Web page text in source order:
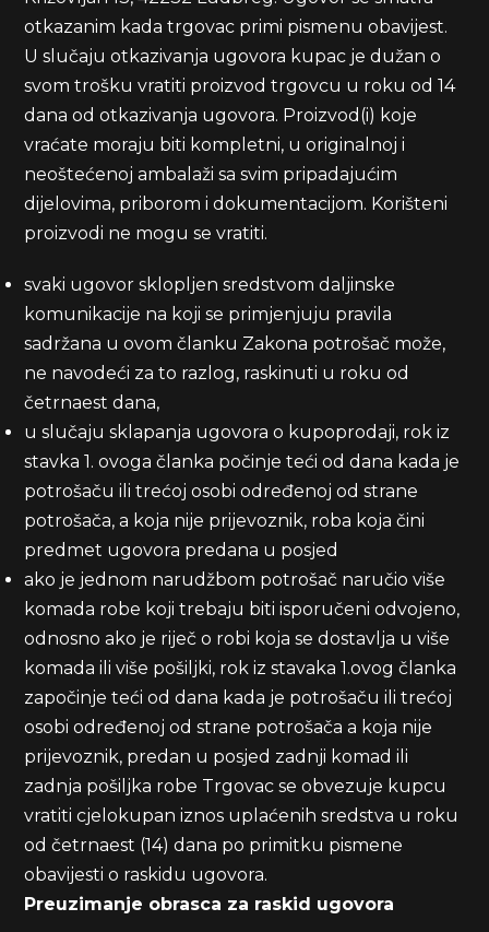
otkazanim kada trgovac primi pismenu obavijest.
U slučaju otkazivanja ugovora kupac je dužan o
svom trošku vratiti proizvod trgovcu u roku od 14
dana od otkazivanja ugovora. Proizvod(i) koje
vraćate moraju biti kompletni, u originalnoj i
neoštećenoj ambalaži sa svim pripadajućim
dijelovima, priborom i dokumentacijom. Korišteni
proizvodi ne mogu se vratiti.
svaki ugovor sklopljen sredstvom daljinske
komunikacije na koji se primjenjuju pravila
sadržana u ovom članku Zakona potrošač može,
ne navodeći za to razlog, raskinuti u roku od
četrnaest dana,
u slučaju sklapanja ugovora o kupoprodaji, rok iz
stavka 1. ovoga članka počinje teći od dana kada je
potrošaču ili trećoj osobi određenoj od strane
potrošača, a koja nije prijevoznik, roba koja čini
predmet ugovora predana u posjed
ako je jednom narudžbom potrošač naručio više
komada robe koji trebaju biti isporučeni odvojeno,
odnosno ako je riječ o robi koja se dostavlja u više
komada ili više pošiljki, rok iz stavaka 1.ovog članka
započinje teći od dana kada je potrošaču ili trećoj
osobi određenoj od strane potrošača a koja nije
prijevoznik, predan u posjed zadnji komad ili
zadnja pošiljka robe Trgovac se obvezuje kupcu
vratiti cjelokupan iznos uplaćenih sredstva u roku
od četrnaest (14) dana po primitku pismene
obavijesti o raskidu ugovora.
Preuzimanje obrasca za raskid ugovora